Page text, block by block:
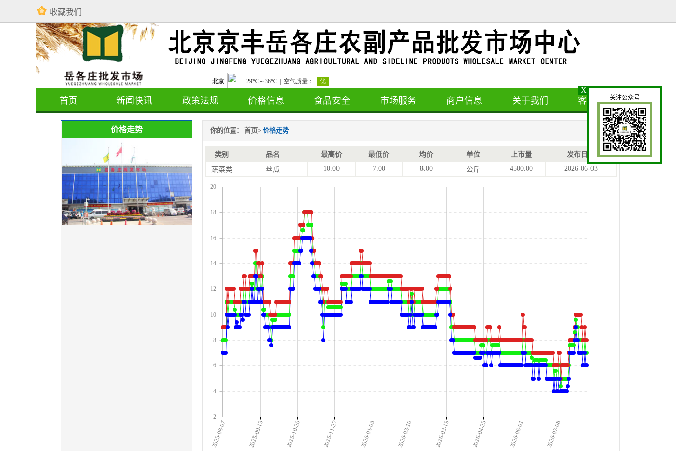
收藏我们
首页 新闻快讯 政策法规 价格信息 食品安全 市场服务 商户信息 关于我们 客户留言
价格走势 你的位置： 首页> 价格走势
类别 品名 最高价 最低价 均价 单位 上市量
发布日期
蔬菜类
丝瓜 10.00 7.00 8.00 公斤 4500.00 2026-06-03
2025-08-07 2025-09-13 2025-10-20 2025-11-27 2026-01-03 2026-02-10 2026-03-19 2026-04-25 2026-06-01 2026-07-08
2
4
6
8
10
12
14
16
18
20
关注公众号
X